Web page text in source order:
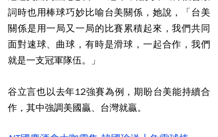
詞時也用棒球巧妙比喻台美關係，她說，「台美
關係是用一局又一局的比賽累積起來，我們共同
面對速球、曲球，有時是滑球，一起合作，我們
就是一支冠軍隊伍。」
谷立言也以去年12強賽為例，期盼台美能持續合
作，其中強調美國贏、台灣就贏。